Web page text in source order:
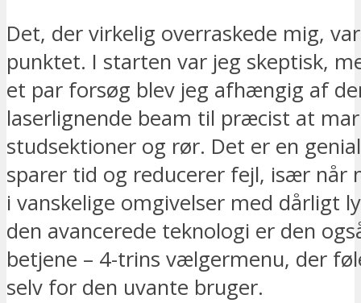
Det, der virkelig overraskede mig,
punktet. I starten var jeg skeptisk,
et par forsøg blev jeg afhængig af
laserlignende beam til præcist at
studsektioner og rør. Det er en
sparer tid og reducerer fejl, især når
i vanskelige omgivelser med dårligt
den avancerede teknologi er den
betjene – 4-trins vælgermenu, der
selv for den uvante bruger.